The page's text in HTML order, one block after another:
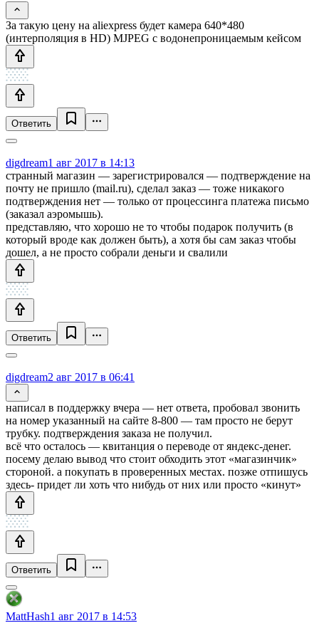
За такую цену на aliexpress будет камера 640*480
(интерполяция в HD) MJPEG c водонепроницаемым кейсом
Ответить
digdream1 авг 2017 в 14:13
странный магазин — зарегистрировался — подтверждение на
почту не пришло (mail.ru), сделал заказ — тоже никакого
подтверждения нет — только от процессинга платежа письмо
(заказал аэромышь).
представляю, что хорошо не то чтобы подарок получить (в
который вроде как должен быть), а хотя бы сам заказ чтобы
дошел, а не просто собрали деньги и свалили
Ответить
digdream2 авг 2017 в 06:41
написал в поддержку вчера — нет ответа, пробовал звонить
на номер указанный на сайте 8-800 — там просто не берут
трубку. подтверждения заказа не получил.
всё что осталось — квитанция о переводе от яндекс-денег.
посему делаю вывод что стоит обходить этот «магазинчик»
стороной. а покупать в проверенных местах. позже отпишусь
здесь- придет ли хоть что нибудь от них или просто «кинут»
Ответить
MattHash1 авг 2017 в 14:53